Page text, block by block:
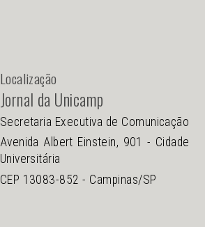
Localização
Jornal da Unicamp
Secretaria Executiva de Comunicação
Avenida Albert Einstein, 901 - Cidade
Universitária
CEP 13083-852 - Campinas/SP